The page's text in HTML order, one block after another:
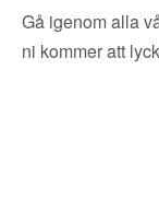
Gå igenom alla
ni kommer att